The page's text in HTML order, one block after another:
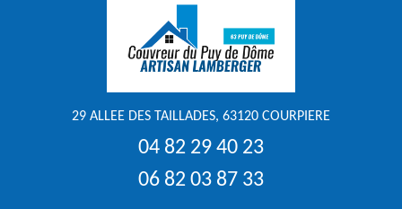
29 ALLEE DES TAILLADES, 63120 COURPIERE
04 82 29 40 23
06 82 03 87 33